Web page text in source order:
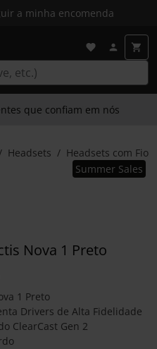
a minha encomenda
que confiam em nós
Headsets Headsets com Fio
Summer Sales
Nova 1 Preto
1 Preto
Drivers de Alta Fidelidade
ClearCast Gen 2